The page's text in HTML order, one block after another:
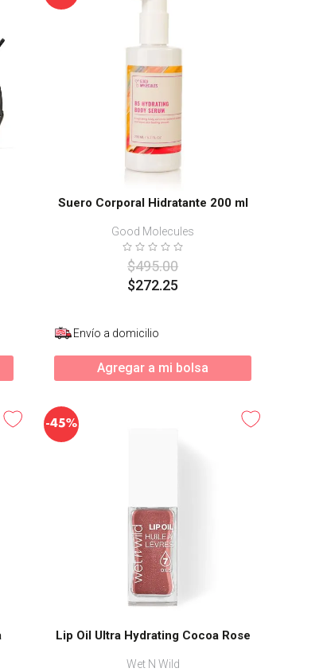
Suero Corporal Hidratante 200 ml
Good Molecules
$495.00
$272.25
Envío a domicilio
Agregar a mi bolsa
-45%
Lip Oil Ultra Hydrating Cocoa Rose
Wet N Wild